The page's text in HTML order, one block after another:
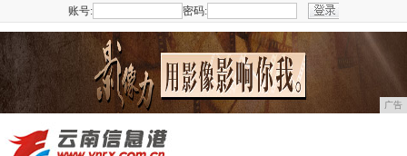
账号: 密码:
广告